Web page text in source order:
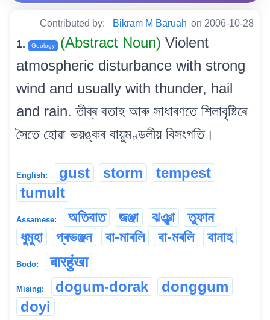
Contributed by: Bikram M Baruah on 2006-10-28
1. Geology (Abstract Noun) Violent
atmospheric disturbance with strong
wind and usually with thunder, hail
and rain. তীব্ৰ বতাহ আৰু সাধাৰণতে শিলাবৃষ্টিৰে
সৈতে হোৱা ভয়ঙ্কৰ বায়ুমণ্ডলীয় বিসংগতি।
English: gust storm
tempest
tumult
Assamese: অতিবাত জঞ্জা ঝঞ্ঝা
তুফান
ধুমুহা
প্ৰভঞ্জন বা-মাৰলি বা-মৰলি বানাহ
Bodo: बारहुंखा
Mising: dogum-dorak
donggum
doyi